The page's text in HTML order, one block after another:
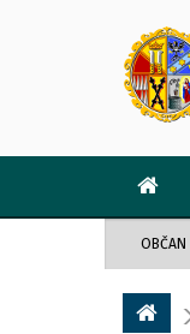
OBČAN